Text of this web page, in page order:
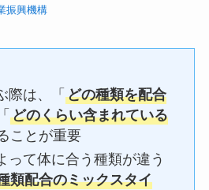
振興機構
際は、「どの種類を配合
どのくらい含まれている
ことが重要
って体に合う種類が違う
類配合のミックスタイ